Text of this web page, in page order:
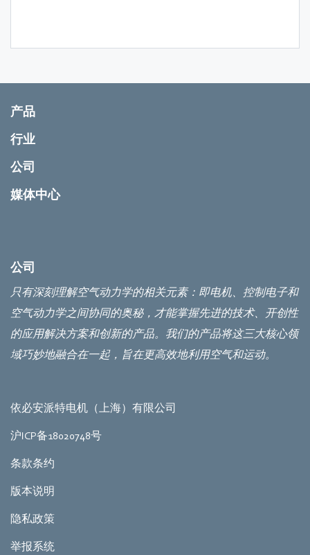
产品
行业
公司
媒体中心
公司
只有深刻理解空气动力学的相关元素：即电机、控制电子和
空气动力学之间协同的奥秘，才能掌握先进的技术、开创性
的应用解决方案和创新的产品。我们的产品将这三大核心领
域巧妙地融合在一起，旨在更高效地利用空气和运动。
依必安派特电机（上海）有限公司
沪ICP备18020748号
条款条约
版本说明
隐私政策
举报系统